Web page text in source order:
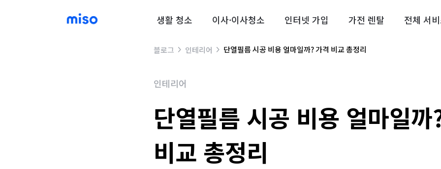
생활 청소 이사·이사청소 인터넷 가입 가전 렌탈 전체 서
블로그 인테리어 단열필름 시공 비용 얼마일까? 가격 비교 총정리
인테리어
단열필름 시공 비용 얼마일까
비교 총정리